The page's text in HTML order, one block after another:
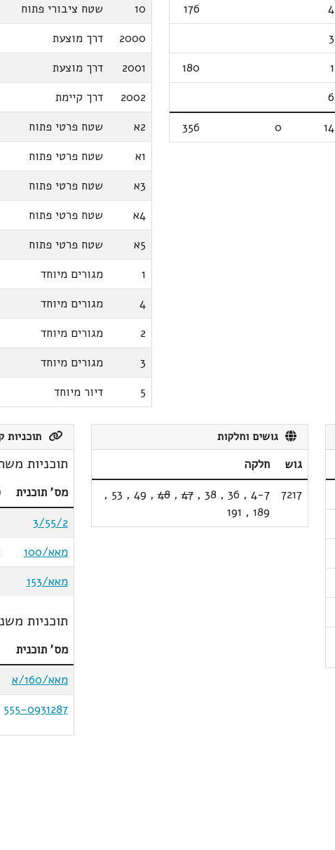
4
176
3
1
180
6
14
0
356
10
שטח ציבורי פתוח
2000
דרך מוצעת
2001
דרך מוצעת
2002
דרך קיימת
2א
שטח פרטי פתוח
1א
שטח פרטי פתוח
3א
שטח פרטי פתוח
4א
שטח פרטי פתוח
5א
שטח פרטי פתוח
1
מגורים מיוחד
4
מגורים מיוחד
2
מגורים מיוחד
3
מגורים מיוחד
5
דיור מיוחד
גושים וחלקות
גוש
חלקה
7217
4-7
,
36
,
38
,
47
,
48
,
49
,
53
,
189
,
191
תוכניות
תוכניות
מס' תוכנית
3/55/2
מאא/100
מאא/153
תוכניות
מס' תוכנית
מאא/160/א
555-0931287